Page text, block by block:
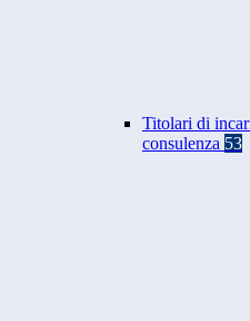
Titolari di
consulenza 53